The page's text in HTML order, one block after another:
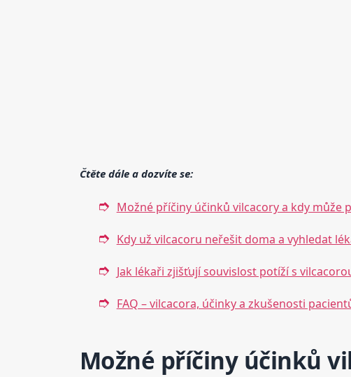
Čtěte dále a dozvíte se:
Možné příčiny účinků vilcacory a kdy může
Kdy už vilcacoru neřešit doma a vyhledat
Jak lékaři zjišťují souvislost potíží s
FAQ – vilcacora, účinky a zkušenosti
Možné příčiny účinků